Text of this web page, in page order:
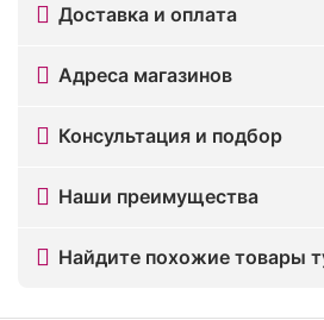
Доставка и оплата
Адреса магазинов
Консультация и подбор
Наши преимущества
Найдите похожие товары